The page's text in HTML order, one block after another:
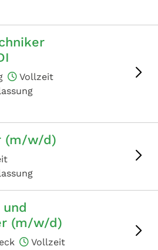
Vollzeit
(m/w/d)
und
(m/w/d)
Vollzeit